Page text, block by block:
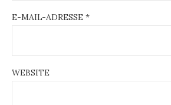
E-MAIL-ADRESSE *
WEBSITE